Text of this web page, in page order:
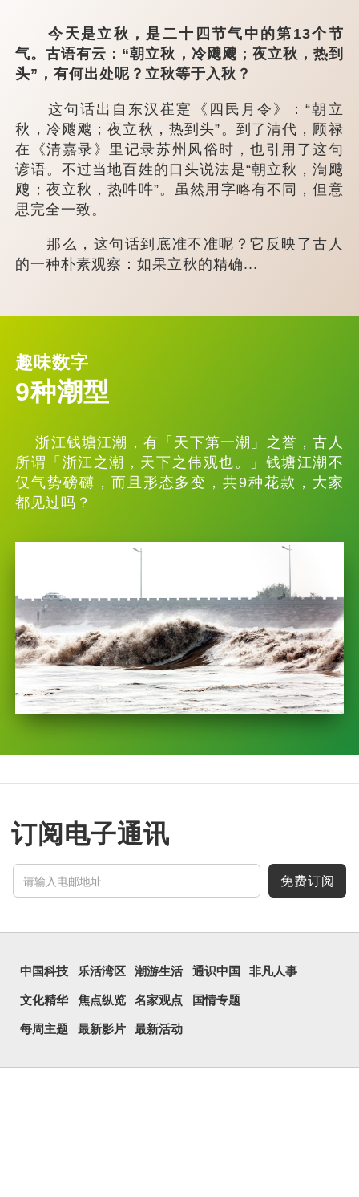
今天是立秋，是二十四节气中的第13个节
气。古语有云：“朝立秋，冷飕飕；夜立秋，热到
头”，有何出处呢？立秋等于入秋？
这句话出自东汉崔寔《四民月令》：“朝立
秋，冷飕飕；夜立秋，热到头”。到了清代，顾禄
在《清嘉录》里记录苏州风俗时，也引用了这句
谚语。不过当地百姓的口头说法是“朝立秋，渹飕
飕；夜立秋，热吽吽”。虽然用字略有不同，但意
思完全一致。
那么，这句话到底准不准呢？它反映了古人
的一种朴素观察：如果立秋的精确...
趣味数字
9种潮型
浙江钱塘江潮，有「天下第一潮」之誉，古人
所谓「浙江之潮，天下之伟观也。」钱塘江潮不
仅气势磅礴，而且形态多变，共9种花款，大家
都见过吗？
订阅电子通讯
免费订阅
中国科技 乐活湾区 潮游生活 通识中国 非凡人事
文化精华 焦点纵览 名家观点 国情专题
每周主题 最新影片 最新活动